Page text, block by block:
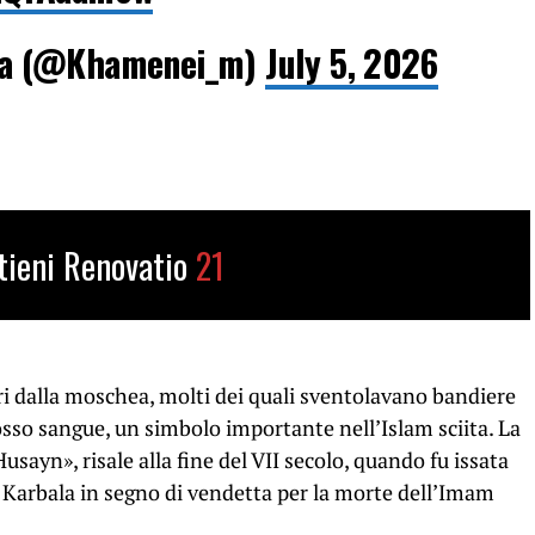
July 5, 2026
Renovatio 21
moschea, molti dei quali sventolavano bandiere
sangue, un simbolo importante nell’Islam sciita. La
risale alla fine del VII secolo, quando fu issata
in segno di vendetta per la morte dell’Imam